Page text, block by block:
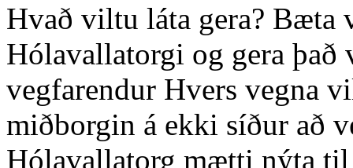
Hvað viltu láta gera? Bæta
Hólavallatorgi og gera
vegfarendur Hvers vegna
miðborgin á ekki síður að
Hólavallatorg mætti nýta